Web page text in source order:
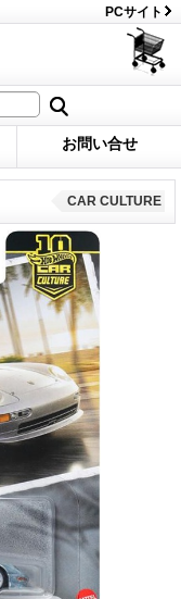
PCサイト
お問い合せ
CAR CULTURE